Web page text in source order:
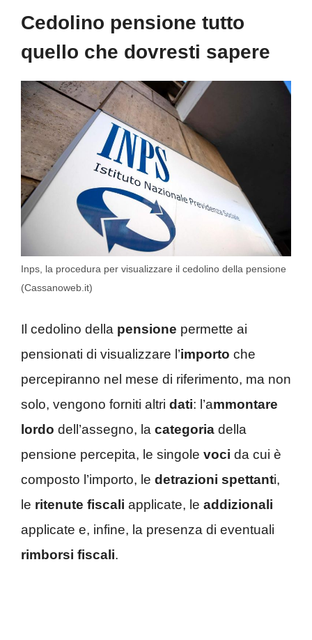
Cedolino pensione tutto
quello che dovresti sapere
Inps, la procedura per visualizzare il cedolino della pensione
(Cassanoweb.it)
Il cedolino della pensione permette ai
pensionati di visualizzare l’importo che
percepiranno nel mese di riferimento, ma non
solo, vengono forniti altri dati: l’ammontare
lordo dell’assegno, la categoria della
pensione percepita, le singole voci da cui è
composto l’importo, le detrazioni spettanti,
le ritenute fiscali applicate, le addizionali
applicate e, infine, la presenza di eventuali
rimborsi fiscali.